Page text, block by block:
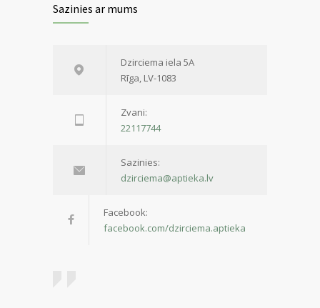
Sazinies ar mums
Dzirciema iela 5A
Rīga, LV-1083
Zvani:
22117744
Sazinies:
dzirciema@aptieka.lv
Facebook:
facebook.com/dzirciema.aptieka